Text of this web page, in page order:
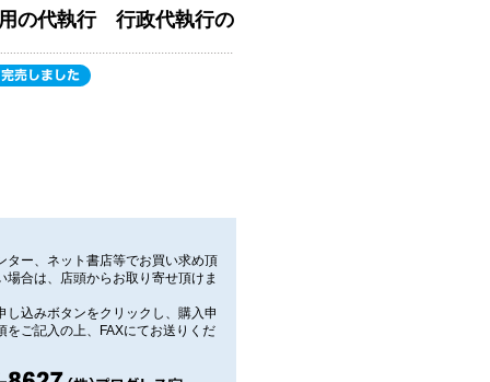
の代執行 行政代執行の
ター、ネット書店等でお買い求め頂
場合は、店頭からお取り寄せ頂けま
し込みボタンをクリックし、購入申
をご記入の上、FAXにてお送りくだ